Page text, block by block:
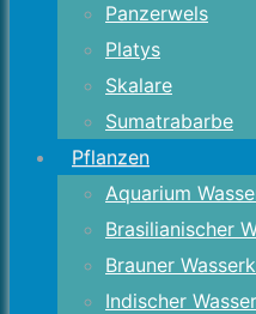
Panzerwels
Platys
Skalare
Sumatrabarbe
Pflanzen
Aquarium
Brasilianischer
Brauner
Indischer